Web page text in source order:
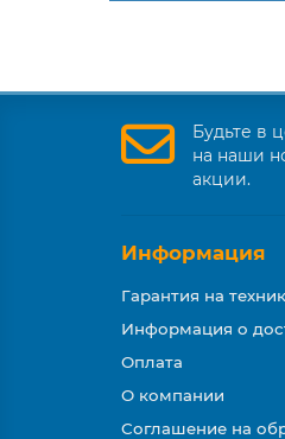
Будьте в
на наши
акции.
Информация
Гарантия на
Информация о
Оплата
О компании
Соглашение на